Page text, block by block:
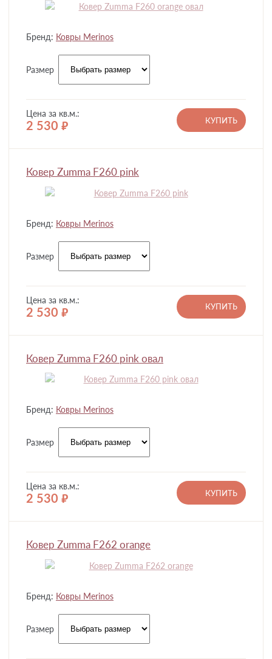
Бренд: Ковры Merinos
Размер
Цена за кв.м.:
2 530 руб.
КУПИТЬ
Ковер Zumma F260 pink
Бренд: Ковры Merinos
Размер
Цена за кв.м.:
2 530 руб.
КУПИТЬ
Ковер Zumma F260 pink овал
Бренд: Ковры Merinos
Размер
Цена за кв.м.:
2 530 руб.
КУПИТЬ
Ковер Zumma F262 orange
Бренд: Ковры Merinos
Размер